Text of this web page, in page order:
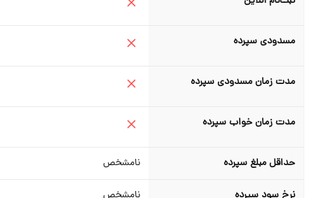
مسدودی سپرده
مدت زمان مسدودی سپرده
مدت زمان خواب سپرده
حداقل مبلغ سپرده نامشخص